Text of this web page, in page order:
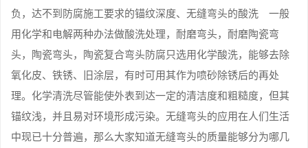
负，达不到防腐施工要求的锚纹深度、无缝弯头的酸洗 一般
用化学和电解两种办法做酸洗处理，耐磨弯头，耐磨陶瓷弯
头，陶瓷弯头，陶瓷复合弯头防腐只选用化学酸洗，能够去除
氧化皮、铁锈、旧涂层，有时可用其作为喷砂除锈后的再处
理。化学清洗尽管能使外表到达一定的清洁度和粗糙度，但其
锚纹浅，并且易对环境形成污染。无缝弯头的应用在人们生活
中现已十分普遍，那么大家知道无缝弯头的质量能够分为哪几